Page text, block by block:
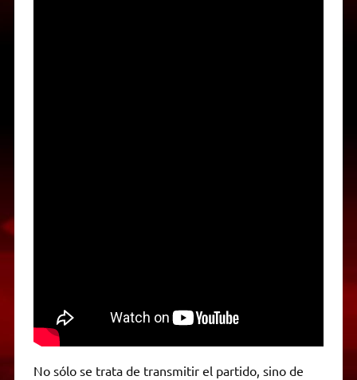
No sólo se trata de transmitir el partido, sino de